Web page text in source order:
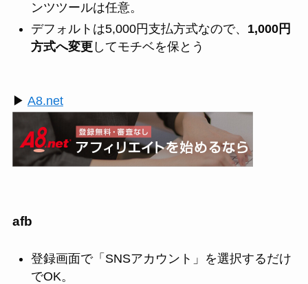
ンツツールは任意。
デフォルトは5,000円支払方式なので、 1,000円
方式へ変更してモチベを保とう
▶ A8.net
afb
登録画面で「SNSアカウント」を選択するだけ
でOK。